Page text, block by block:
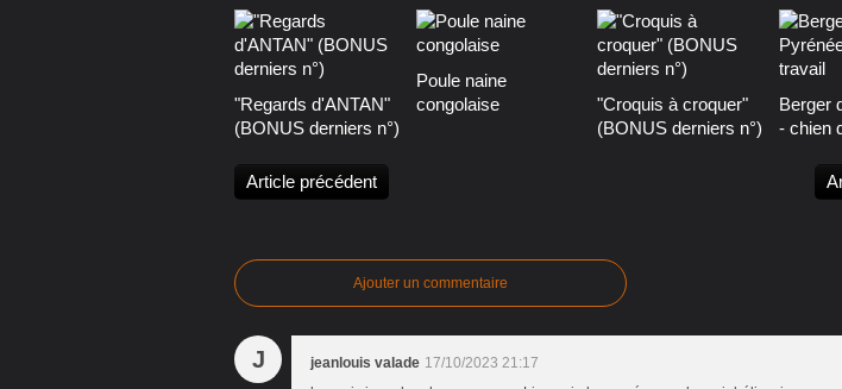
"Regards d'ANTAN"
(BONUS derniers n°)
Poule naine
congolaise
"Croquis à croquer"
(BONUS derniers n°)
Berger
- chien
Article précédent
Ajouter un commentaire
J jeanlouis valade 17/10/2023 21:17